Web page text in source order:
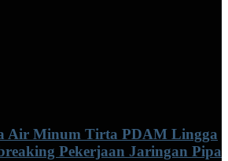
Air Minum Tirta PDAM Lingga
Pekerjaan Jaringan Pipa